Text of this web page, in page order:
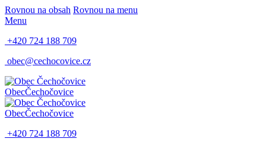
Rovnou na obsah Rovnou na menu
Menu
+420 724 188 709
obec@cechocovice.cz
ObecČechočovice
ObecČechočovice
+420 724 188 709